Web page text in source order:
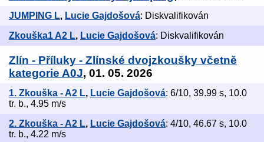
JUMPING L, Lucie Gajdošová: Diskvalifikován
Zkouška1 A2 L, Lucie Gajdošová: Diskvalifikován
Zlín - Příluky - Zlínské dvojzkoušky včetně
kategorie A0J, 01. 05. 2026
1. Zkouška - A2 L, Lucie Gajdošová: 6/10, 39.99 s, 10.0
tr. b., 4.95 m/s
2. Zkouška - A2 L, Lucie Gajdošová: 4/10, 46.67 s, 10.0
tr. b., 4.22 m/s